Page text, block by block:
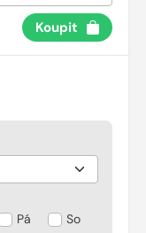
Koupit
Pá So